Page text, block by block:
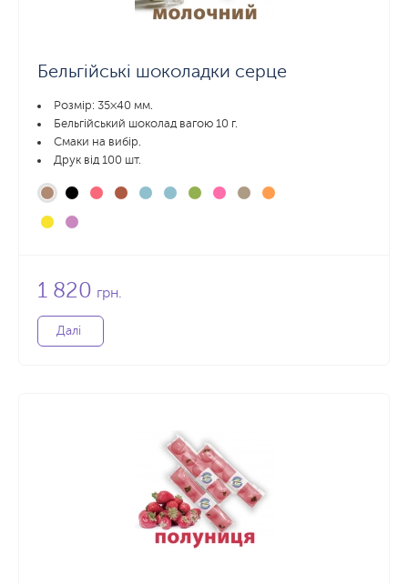
Бельгійські шоколадки серце
Розмір: 35×40 мм.
Бельгійський шоколад вагою 10 г.
Смаки на вибір.
Друк від 100 шт.
1 820 грн.
Далі